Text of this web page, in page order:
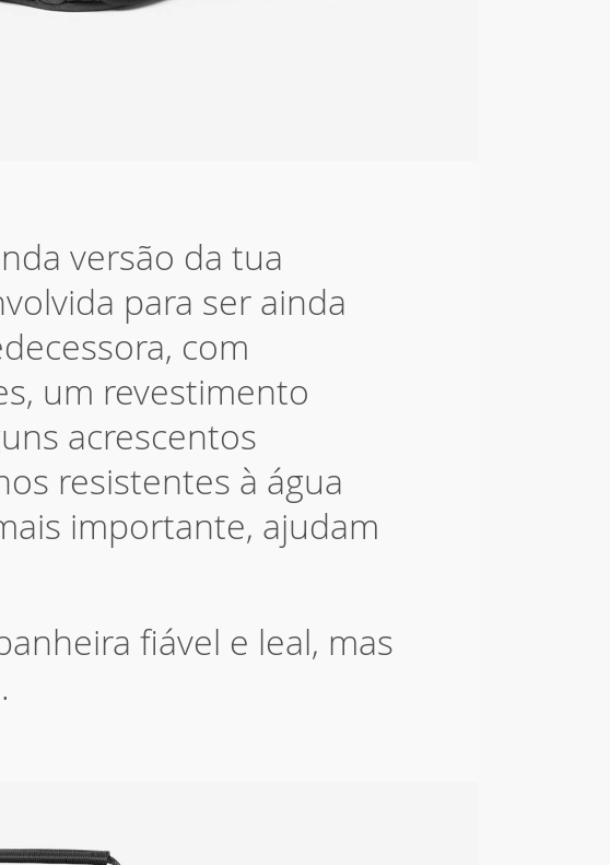
versão da tua
para ser ainda
com
um revestimento
acrescentos
resistentes à água
importante, ajudam
fiável e leal, mas